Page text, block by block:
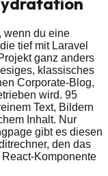
wenn du eine
tief mit Laravel
ganz anders
klassisches
Corporate-Blog,
wird. 95
Text, Bildern
Inhalt. Nur
gibt es diesen
den das
Komponente